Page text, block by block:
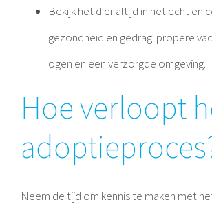
Bekijk het dier altijd in het echt en
gezondheid en gedrag: propere
ogen en een verzorgde omgeving.
Hoe verloopt
Neem de tijd om kennis te maken met